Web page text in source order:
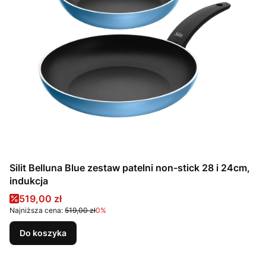
Silit Belluna Blue zestaw patelni non-stick 28 i 24cm,
indukcja
Cena promocyjna
519,00 zł
Najniższa cena: 519,00 zł0%
Do koszyka